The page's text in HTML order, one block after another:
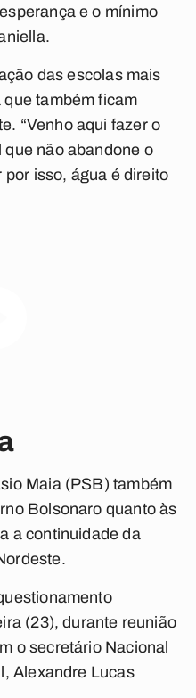
e o mínimo
das escolas mais
também ficam
“Venho aqui fazer o
não abandone o
isso, água é direito
Maia (PSB) também
Bolsonaro quanto às
a continuidade da
(23), durante reunião
o secretário Nacional
Alexandre Lucas